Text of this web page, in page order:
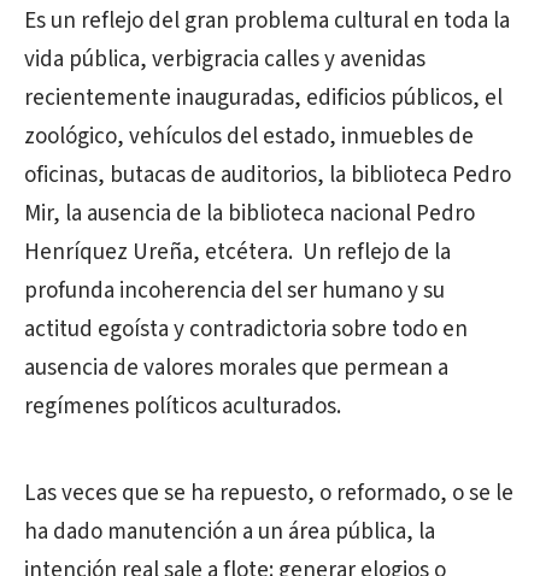
Es un reflejo del gran problema cultural en toda la
vida pública, verbigracia calles y avenidas
recientemente inauguradas, edificios públicos, el
zoológico, vehículos del estado, inmuebles de
oficinas, butacas de auditorios, la biblioteca Pedro
Mir, la ausencia de la biblioteca nacional Pedro
Henríquez Ureña, etcétera. Un reflejo de la
profunda incoherencia del ser humano y su
actitud egoísta y contradictoria sobre todo en
ausencia de valores morales que permean a
regímenes políticos aculturados.
Las veces que se ha repuesto, o reformado, o se le
ha dado manutención a un área pública, la